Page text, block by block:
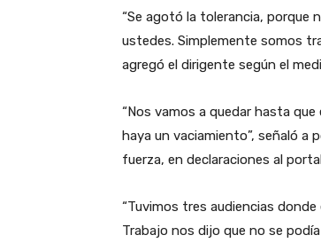
“Se agotó la tolerancia,
ustedes. Simplemente somos
agregó el dirigente según el
“Nos vamos a quedar hasta
haya un vaciamiento”, señaló a
fuerza, en declaraciones al portal
“Tuvimos tres audiencias
Trabajo nos dijo que no se